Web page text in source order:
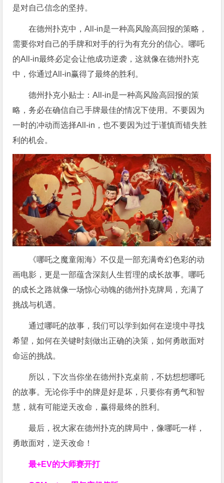
是对自己信念的坚持。
在德州扑克中，All-in是一种高风险高回报的策略，
需要你对自己的手牌和对手的行为有充分的信心。哪吒
的All-in最终必定会让他成功逆袭，这就像在德州扑克
中，你通过All-in赢得了最终的胜利。
德州扑克小贴士：All-in是一种高风险高回报的策
略，务必在确信自己手牌最佳的情况下使用。不要因为
一时的冲动而选择All-in，也不要因为过于谨慎而错失胜
利的机会。
《哪吒之魔童闹海》不仅是一部充满奇幻色彩的动
画电影，更是一部蕴含深刻人生哲理的成长故事。哪吒
的成长之路就像一场惊心动魄的德州扑克牌局，充满了
挑战与机遇。
通过哪吒的故事，我们可以学到如何在逆境中寻找
希望，如何在关键时刻做出正确的决策，如何勇敢面对
命运的挑战。
所以，下次当你坐在德州扑克桌前，不妨想想哪吒
的故事。无论你手中的牌是好是坏，只要你有勇气和智
慧，就有可能逆天改命，赢得最终的胜利。
最后，祝大家在德州扑克的牌局中，像哪吒一样，
勇敢面对，逆天改命！
最+EV的大师赛开打